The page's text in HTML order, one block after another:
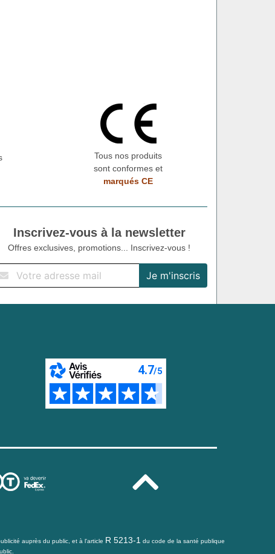
Tous nos produits
sont conformes et
marqués CE
Inscrivez-vous à la newsletter
Offres exclusives, promotions... Inscrivez-vous !
auprès du public, et à l'article R 5213-1 du code de la santé publique